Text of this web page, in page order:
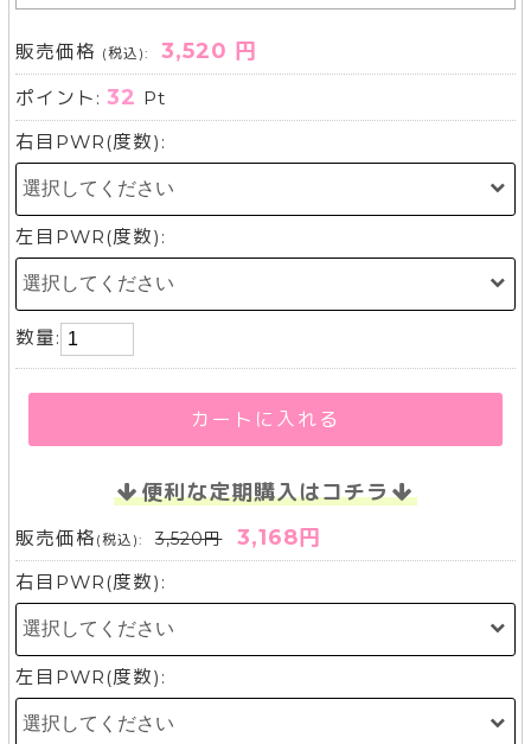
販売価格 (税込): 3,520 円
ポイント:32 Pt
右目PWR(度数):
左目PWR(度数):
数量:
カートに入れる
便利な定期購入はコチラ
販売価格 (税込): 3,520円 3,168円
右目PWR(度数):
左目PWR(度数):